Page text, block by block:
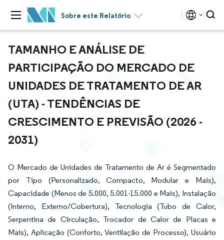
Sobre este Relatório
TAMANHO E ANÁLISE DE
PARTICIPAÇÃO DO MERCADO DE
UNIDADES DE TRATAMENTO DE AR
(UTA) - TENDÊNCIAS DE
CRESCIMENTO E PREVISÃO (2026 -
2031)
O Mercado de Unidades de Tratamento de Ar é Segmentado
por Tipo (Personalizado, Compacto, Modular e Mais),
Capacidade (Menos de 5.000, 5.001-15.000 e Mais), Instalação
(Interno, Externo/Cobertura), Tecnologia (Tubo de Calor,
Serpentina de Circulação, Trocador de Calor de Placas e
Mais), Aplicação (Conforto, Ventilação de Processo), Usuário